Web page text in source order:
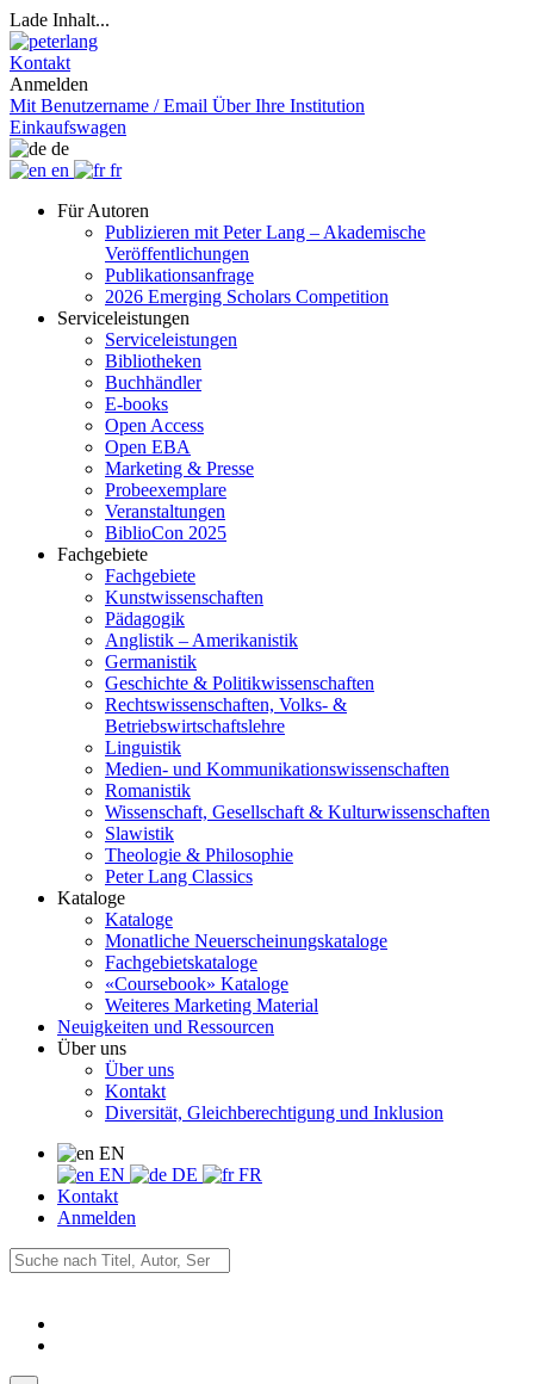
Lade Inhalt...
Kontakt
Anmelden
Mit Benutzername / Email Über Ihre Institution
Einkaufswagen
de
en
fr
Für Autoren
Publizieren mit Peter Lang – Akademische
Veröffentlichungen
Publikationsanfrage
2026 Emerging Scholars Competition
Serviceleistungen
Serviceleistungen
Bibliotheken
Buchhändler
E-books
Open Access
Open EBA
Marketing & Presse
Probeexemplare
Veranstaltungen
BiblioCon 2025
Fachgebiete
Fachgebiete
Kunstwissenschaften
Pädagogik
Anglistik – Amerikanistik
Germanistik
Geschichte & Politikwissenschaften
Rechtswissenschaften, Volks- &
Betriebswirtschaftslehre
Linguistik
Medien- und Kommunikationswissenschaften
Romanistik
Wissenschaft, Gesellschaft & Kulturwissenschaften
Slawistik
Theologie & Philosophie
Peter Lang Classics
Kataloge
Kataloge
Monatliche Neuerscheinungskataloge
Fachgebietskataloge
«Coursebook» Kataloge
Weiteres Marketing Material
Neuigkeiten und Ressourcen
Über uns
Über uns
Kontakt
Diversität, Gleichberechtigung und Inklusion
EN
EN
DE
FR
Kontakt
Anmelden